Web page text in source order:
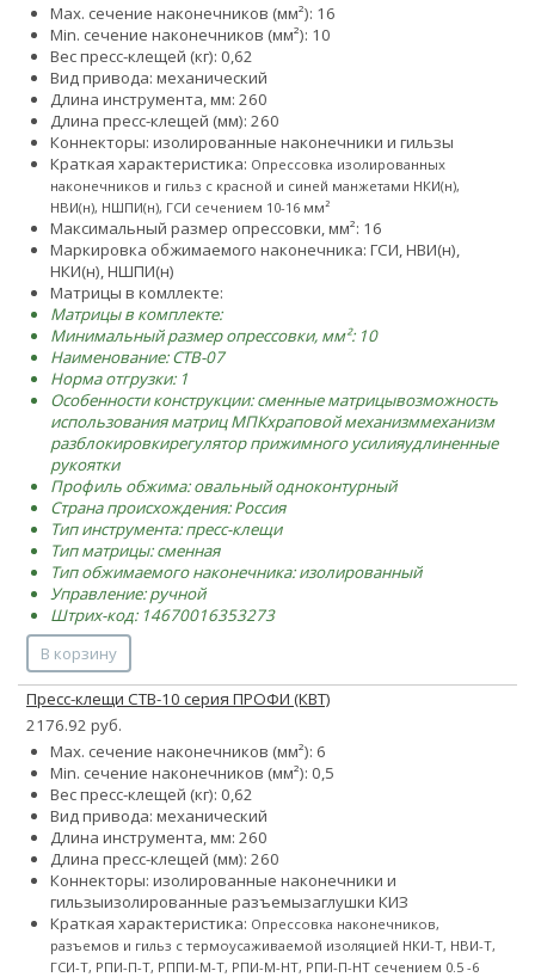
Max. сечение наконечников (мм²): 16
Min. сечение наконечников (мм²): 10
Вес пресс-клещей (кг): 0,62
Вид привода: механический
Длина инструмента, мм: 260
Длина пресс-клещей (мм): 260
Коннекторы: изолированные наконечники и гильзы
Краткая характеристика: Опрессовка изолированных
наконечников и гильз с красной и синей манжетами НКИ(н),
НВИ(н), НШПИ(н), ГСИ сечением 10-16 мм²
Максимальный размер опрессовки, мм²: 16
Маркировка обжимаемого наконечника: ГСИ, НВИ(н),
НКИ(н), НШПИ(н)
Матрицы в комллекте:
Матрицы в комплекте:
Минимальный размер опрессовки, мм²: 10
Наименование: CTB-07
Норма отгрузки: 1
Особенности конструкции:сменные матрицывозможность
использования матриц МПКхраповой механизммеханизм
разблокировкирегулятор прижимного усилияудлиненные
рукоятки
Профиль обжима: овальный одноконтурный
Страна происхождения: Россия
Тип инструмента: пресс-клещи
Тип матрицы: сменная
Тип обжимаемого наконечника: изолированный
Управление: ручной
Штрих-код: 14670016353273
В корзину
Пресс-клещи CTB-10 серия ПРОФИ (КВТ)
2176.92 руб.
Max. сечение наконечников (мм²): 6
Min. сечение наконечников (мм²): 0,5
Вес пресс-клещей (кг): 0,62
Вид привода: механический
Длина инструмента, мм: 260
Длина пресс-клещей (мм): 260
Коннекторы: изолированные наконечники и
гильзыизолированные разъемызаглушки КИЗ
Краткая характеристика: Опрессовка наконечников,
разъемов и гильз с термоусаживаемой изоляцией НКИ-Т, НВИ-Т,
ГСИ-Т, РПИ-П-Т, РППИ-М-Т, РПИ-М-НТ, РПИ-П-НТ сечением 0.5 -6